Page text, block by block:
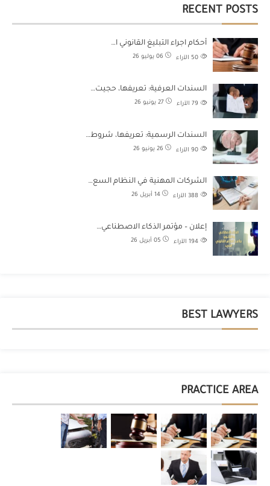
RECENT POSTS
أحكام اجراء التبليغ القانوني ا…
06 يوليو 26 الآراء
السندات العرفية: تعريفها، حجيت…
27 يونيو 26 الآراء
السندات الرسمية: تعريفها، شروط…
26 يونيو 26 الآراء
الشركات المهنية في النظام السع…
14 أبريل 26 الآراء
إعلان – مؤتمر الذكاء الاصطناعي…
05 أبريل 26 الآراء
BEST LAWYERS
PRACTICE AREA